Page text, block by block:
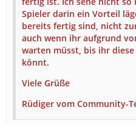
Spieler darin ein Vorteil
bereits fertig sind, nicht
auch wenn ihr aufgrund
warten müsst, bis ihr
könnt.
Viele Grüße
Rüdiger vom Community-